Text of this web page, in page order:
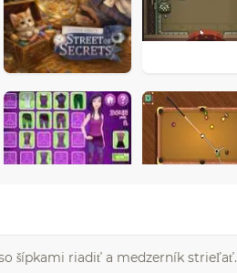
šípkami riadiť a medzerník strieľať.